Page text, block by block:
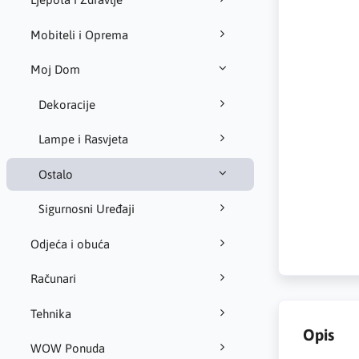
Mobiteli i Oprema
Moj Dom
Dekoracije
Lampe i Rasvjeta
Ostalo
Sigurnosni Uređaji
Odjeća i obuća
Računari
Tehnika
WOW Ponuda
Opis